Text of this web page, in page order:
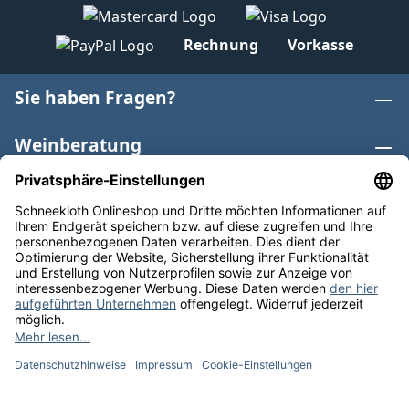
Rechnung Vorkasse
Sie haben Fragen?
Weinberatung
Informationen
Weinkategorien
Internationaler Wein
* Alle Preise inkl. gesetzl. Mehrwertsteuer zzgl.
anders angegeben. Bioprodukte im Bio-Kontrollverfahren